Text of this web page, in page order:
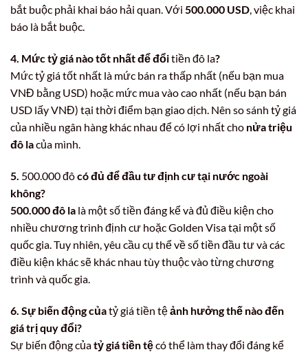
bắt buộc phải khai báo hải quan. Với 500.000 USD, việc khai
báo là bắt buộc.
4. Mức tỷ giá nào tốt nhất để đổitiền đô la?
Mức tỷ giá tốt nhất là mức bán ra thấp nhất (nếu bạn mua
VNĐ bằng USD) hoặc mức mua vào cao nhất (nếu bạn bán
USD lấy VNĐ) tại thời điểm bạn giao dịch. Nên so sánh tỷ giá
của nhiều ngân hàng khác nhau để có lợi nhất cho nửa triệu
đô lacủa mình.
5. 500.000 đôcó đủ để đầu tư định cư tại nước ngoài
không?
500.000 đô la là một số tiền đáng kể và đủ điều kiện cho
nhiều chương trình định cư hoặc Golden Visa tại một số
quốc gia. Tuy nhiên, yêu cầu cụ thể về số tiền đầu tư và các
điều kiện khác sẽ khác nhau tùy thuộc vào từng chương
trình và quốc gia.
6. Sự biến động củatỷ giá tiền tệảnh hưởng thế nào đến
giá trị quy đổi?
Sự biến động củatỷ giá tiền tệcó thể làm thay đổi đáng kể